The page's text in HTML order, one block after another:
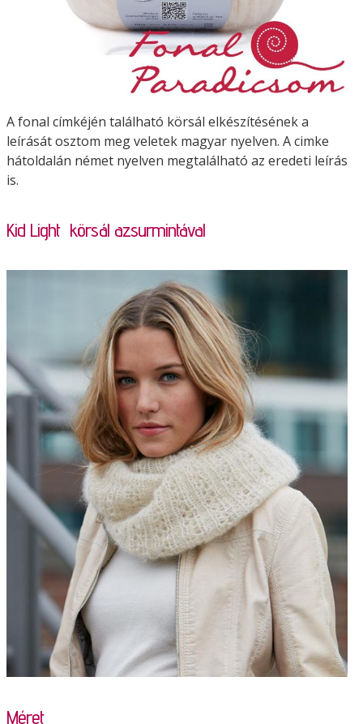
A fonal címkéjén található körsál elkészítésének a
leírását osztom meg veletek magyar nyelven. A cimke
hátoldalán német nyelven megtalálható az eredeti leírás
is.
Kid Light körsál azsurmintával
Méret